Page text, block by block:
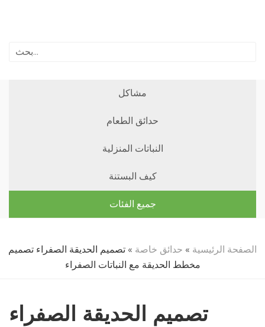
مشاكل
حدائق الطعام
النباتات المنزلية
كيف البستنة
جميع الفئات
الصفحة الرئيسية » حدائق خاصة » تصميم الحديقة الصفراء تصميم
مخطط الحديقة مع النباتات الصفراء
تصميم الحديقة الصفراء